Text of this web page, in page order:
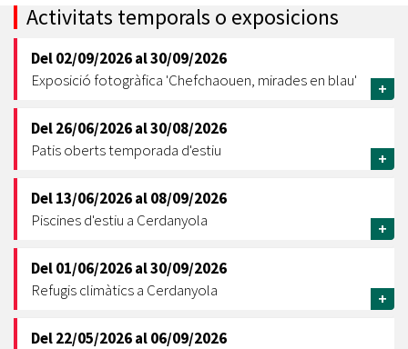
Activitats temporals o exposicions
Del02/09/2026al30/09/2026
Exposició fotogràfica 'Chefchaouen, mirades en blau'
+
Del26/06/2026al30/08/2026
Patis oberts temporada d'estiu
+
Del13/06/2026al08/09/2026
Piscines d'estiu a Cerdanyola
+
Del01/06/2026al30/09/2026
Refugis climàtics a Cerdanyola
+
Del22/05/2026al06/09/2026